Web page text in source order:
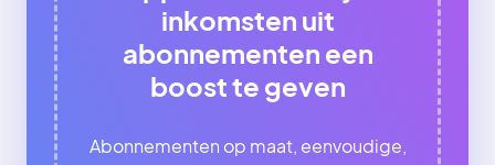
inkomsten uit
abonnementen een
boost te geven
Abonnementen op maat, eenvoudige,